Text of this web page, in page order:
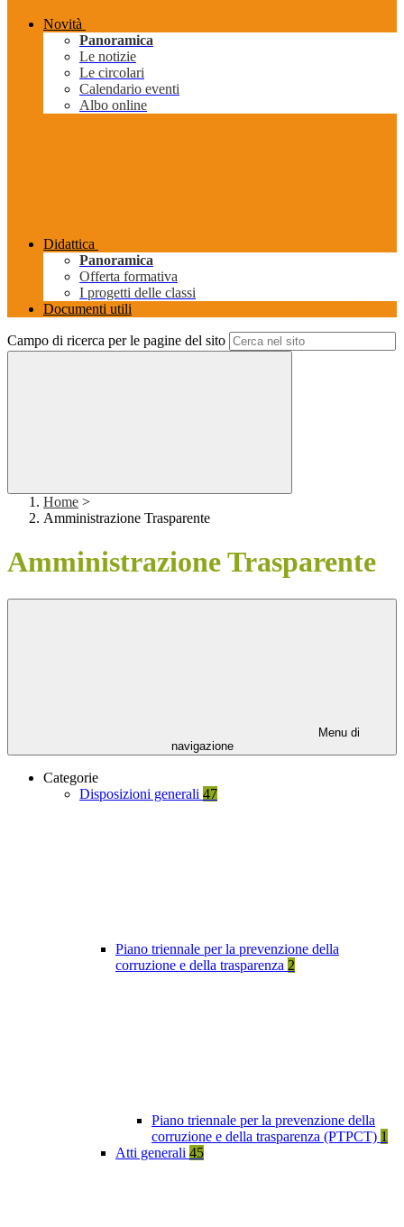
Novità
Panoramica
Le notizie
Le circolari
Calendario eventi
Albo online
Didattica
Panoramica
Offerta formativa
I progetti delle classi
Documenti utili
Campo di ricerca per le pagine del sito
Home >
Amministrazione Trasparente
Amministrazione Trasparente
Menu di
navigazione
Categorie
Disposizioni generali 47
Piano triennale per la prevenzione della
corruzione e della trasparenza 2
Piano triennale per la prevenzione della
corruzione e della trasparenza (PTPCT) 1
Atti generali 45